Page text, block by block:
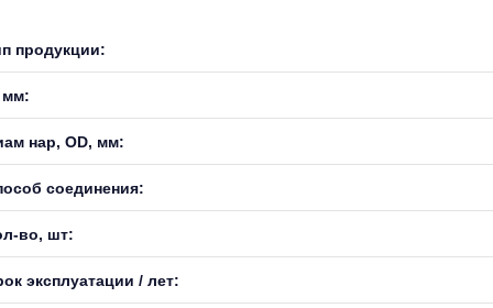
продукции:
мм:
нар, OD, мм:
соединения:
во, шт:
эксплуатации / лет: